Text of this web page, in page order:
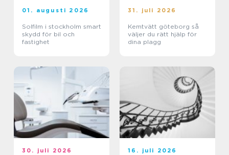
01. augusti 2026
Solfilm i stockholm smart
skydd för bil och
fastighet
31. juli 2026
Kemtvätt göteborg så
väljer du rätt hjälp för
dina plagg
30. juli 2026 16. juli 2026